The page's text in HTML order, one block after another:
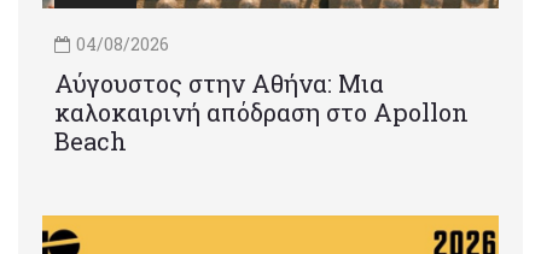
04/08/2026
Αύγουστος στην Αθήνα: Μια
καλοκαιρινή απόδραση στο Apollon
Beach